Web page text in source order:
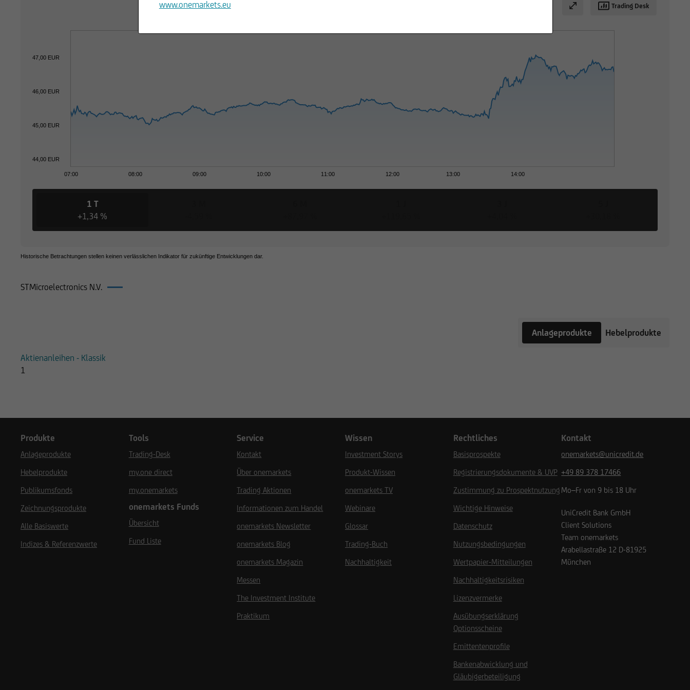
Trading Desk
07:00 08:00 09:00 10:00 11:00 12:00 13:00 14:00
44,00 EUR
45,00 EUR
46,00 EUR
47,00 EUR
1 T
+1,34 %
Historische Betrachtungen stellen keinen verlässlichen Indikator für zukünftige Entwicklungen dar.
STMicroelectronics N.V.
Anlageprodukte Hebelprodukte
Aktienanleihen - Klassik
1
Produkte
Anlageprodukte
Hebelprodukte
Publikumsfonds
Zeichnungsprodukte
Alle Basiswerte
Indizes & Referenzwerte
Tools
Trading-Desk
my.one direct
my.onemarkets
onemarkets Funds
Übersicht
Fund Liste
Service
Kontakt
Über onemarkets
Trading Aktionen
Informationen zum Handel
onemarkets Newsletter
onemarkets Blog
onemarkets Magazin
Messen
The Investment Institute
Praktikum
Wissen
Investment Storys
Produkt-Wissen
onemarkets TV
Webinare
Glossar
Trading-Buch
Nachhaltigkeit
Rechtliches
Basisprospekte
Registrierungsdokumente & UVP
Zustimmung zu Prospektnutzung
Wichtige Hinweise
Datenschutz
Nutzungsbedingungen
Wertpapier-Mitteilungen
Nachhaltigkeitsrisiken
Lizenzvermerke
Ausübungserklärung
Optionsscheine
Emittentenprofile
Bankenabwicklung und
Gläubigerbeteiligung
Kontakt
onemarkets@unicredit.de
+49 89 378 17466
Mo–Fr von 9 bis 18 Uhr
UniCredit Bank GmbH
Client Solutions
Team onemarkets
Arabellastraße 12 D-81925
München
www.onemarkets.eu